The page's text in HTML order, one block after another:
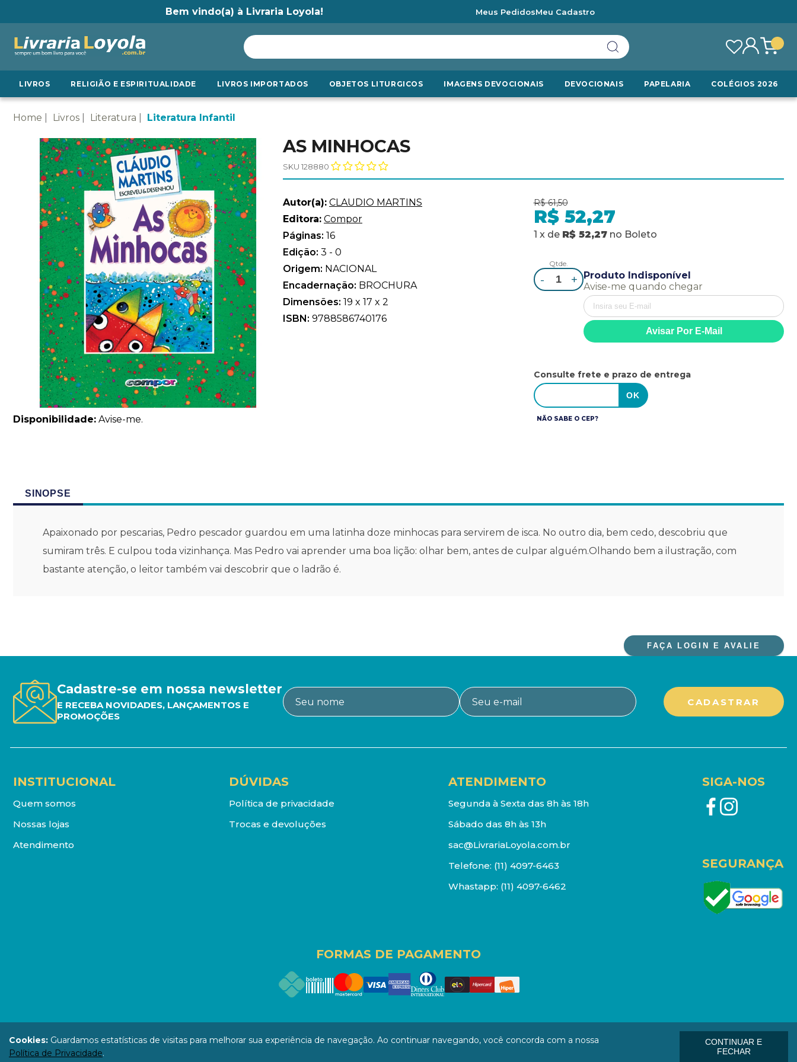
Bem vindo(a) à Livraria Loyola! Meus PedidosMeu Cadastro
LIVROS RELIGIÃO E ESPIRITUALIDADE LIVROS IMPORTADOS OBJETOS LITURGICOS IMAGENS DEVOCIONAIS DEVOCIONAIS PAPELARIA COLÉGIOS 2026
Home Livros Literatura Literatura Infantil
Disponibilidade: Avise-me.
AS MINHOCAS
SKU 128880
Autor(a): CLAUDIO MARTINS
Editora: Compor
Páginas: 16
Edição: 3 - 0
Origem: NACIONAL
Encadernação: BROCHURA
Dimensões: 19 x 17 x 2
ISBN: 9788586740176
R$ 61,50
R$ 52,27
1 x de R$ 52,27 no Boleto
Qtde.
- +
Produto Indisponível
Avise-me quando chegar
Consulte frete e prazo de entrega
NÃO SABE O CEP?
SINOPSE
Apaixonado por pescarias, Pedro pescador guardou em uma latinha doze minhocas para servirem de isca. No outro dia, bem cedo, descobriu que
sumiram três. E culpou toda vizinhança. Mas Pedro vai aprender uma boa lição: olhar bem, antes de culpar alguém.Olhando bem a ilustração, com
bastante atenção, o leitor também vai descobrir que o ladrão é.
FAÇA LOGIN E AVALIE
Cadastre-se em nossa newsletter
E RECEBA NOVIDADES, LANÇAMENTOS E
PROMOÇÕES
INSTITUCIONAL
Quem somos
Nossas lojas
Atendimento
DÚVIDAS
Política de privacidade
Trocas e devoluções
ATENDIMENTO
Segunda à Sexta das 8h às 18h
Sábado das 8h às 13h
sac@LivrariaLoyola.com.br
Telefone: (11) 4097-6463
Whastapp: (11) 4097-6462
SIGA-NOS
SEGURANÇA
FORMAS DE PAGAMENTO
67.946.814/0001-94 - LOJA - Rua Senador Feijó - São Paulo / SP - CEP: 01006-000
Cookies: Guardamos estatísticas de visitas para melhorar sua experiência de navegação. Ao continuar navegando, você concorda com a nossa
Política de Privacidade.
CONTINUAR E
FECHAR